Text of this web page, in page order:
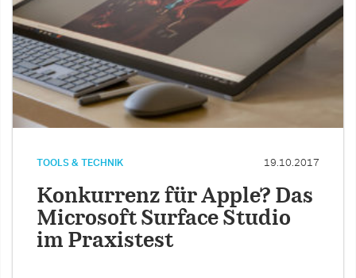
TOOLS & TECHNIK 19.10.2017
Konkurrenz für Apple? Das
Microsoft Surface Studio
im Praxistest